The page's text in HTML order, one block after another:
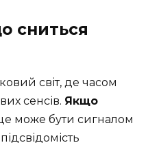
сниться
світ, де часом
сенсів. Якщо
може бути сигналом